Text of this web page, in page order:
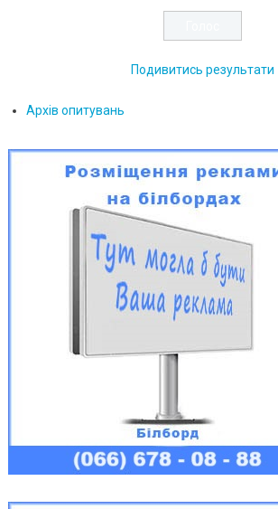
Подивитись результати
Архів опитувань